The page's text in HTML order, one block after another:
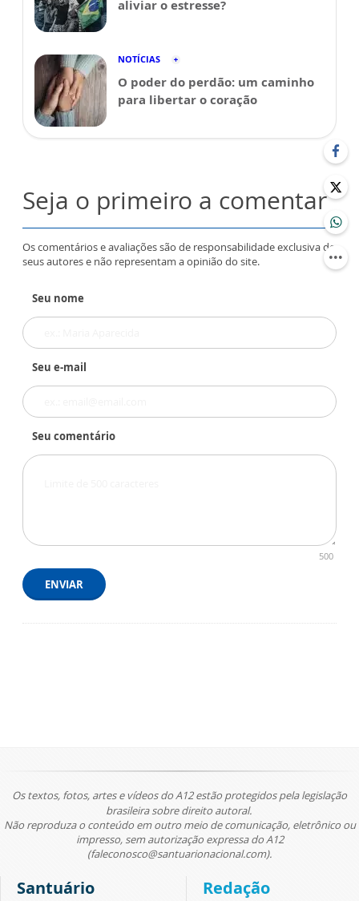
aliviar o estresse?
NOTÍCIAS
O poder do perdão: um caminho
para libertar o coração
Seja o primeiro a comentar
Os comentários e avaliações são de responsabilidade exclusiva de
seus autores e não representam a opinião do site.
Seu nome
Seu e-mail
Seu comentário
500
ENVIAR
Os textos, fotos, artes e vídeos do A12 estão protegidos pela legislação
brasileira sobre direito autoral.
Não reproduza o conteúdo em outro meio de comunicação, eletrônico ou
impresso, sem autorização expressa do A12
(faleconosco@santuarionacional.com).
Santuário Redação